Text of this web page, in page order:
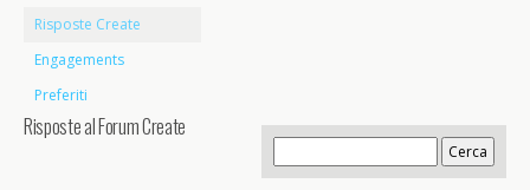
Risposte Create
Engagements
Preferiti
Risposte al Forum Create